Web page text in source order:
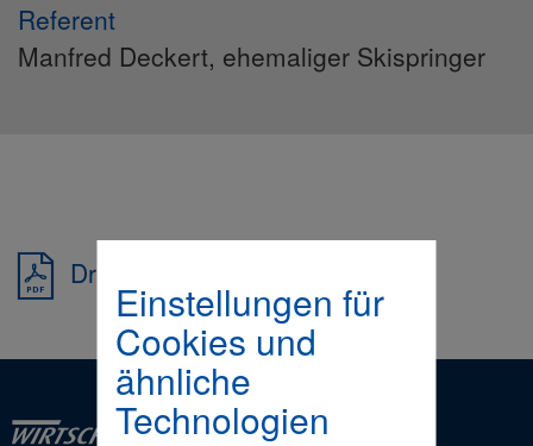
Einstellungen für
Cookies und
ähnliche
Technologien
Referent
Manfred Deckert, ehemaliger Skispringer
Drucken